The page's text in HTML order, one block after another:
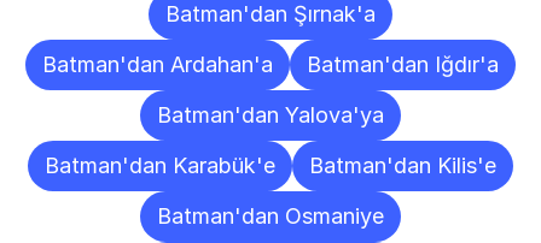
Batman'dan Şırnak'a
Batman'dan Ardahan'a
Batman'dan Iğdır'a
Batman'dan Yalova'ya
Batman'dan Karabük'e
Batman'dan Kilis'e
Batman'dan Osmaniye